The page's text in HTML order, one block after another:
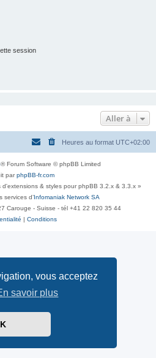
vous acceptez
savoir plus
session
Aller à
Heures au format UTC+02:00
® Forum Software © phpBB Limited
parphpBB-fr.com
d'extensions & styles pour phpBB 3.2.x & 3.3.x »
services d’ Infomaniak Network SA
Carouge - Suisse - tél +41 22 820 35 44
Conditions